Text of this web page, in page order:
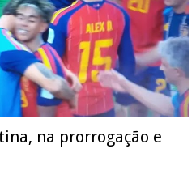
na prorrogação e